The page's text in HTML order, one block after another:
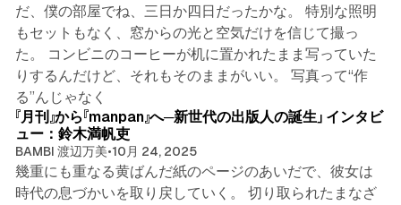
だ、僕の部屋でね、三日か四日だったかな。 特別な照明
もセットもなく、窓からの光と空気だけを信じて撮っ
た。 コンビニのコーヒーが机に置かれたまま写っていた
りするんだけど、それもそのままがいい。 写真って“作
る”んじゃなく
『月刊』から『manpan』へ─新世代の出版人の誕生」 インタビ
ュー：鈴木満帆吏
BAMBI 渡辺万美•10月 24, 2025
幾重にも重なる黄ばんだ紙のページのあいだで、彼女は
時代の息づかいを取り戻していく。 切り取られたまなざ